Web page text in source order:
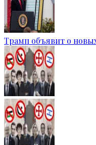
Трамп объявит о